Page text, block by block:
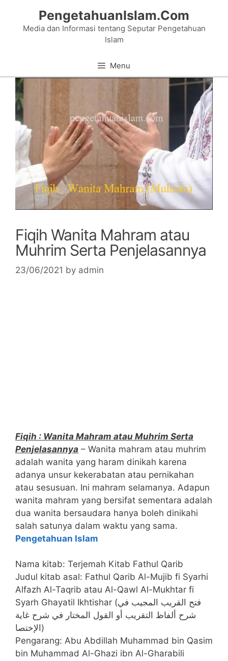
content
PengetahuanIslam.Com
Media dan Informasi tentang Seputar Pengetahuan
Islam
Menu
Fiqih Wanita Mahram atau
Muhrim Serta Penjelasannya
23/06/2021 by admin
Fiqih : Wanita Mahram atau Muhrim Serta
Penjelasannya – Wanita mahram atau muhrim
adalah wanita yang haram dinikah karena
adanya unsur kekerabatan atau pernikahan
atau sesusuan. Ini mahram selamanya. Adapun
wanita mahram yang bersifat sementara adalah
dua wanita bersaudara hanya boleh dinikahi
salah satunya dalam waktu yang sama.
Pengetahuan Islam
Nama kitab: Terjemah Kitab Fathul Qarib
Judul kitab asal: Fathul Qarib Al-Mujib fi Syarhi
Alfazh Al-Taqrib atau Al-Qawl Al-Mukhtar fi
Syarh Ghayatil Ikhtishar (فتح القريب المجيب في
شرح ألفاظ التقريب أو القول المختار في شرح غاية
الإختصا)
Pengarang: Abu Abdillah Muhammad bin Qasim
bin Muhammad Al-Ghazi ibn Al-Gharabili